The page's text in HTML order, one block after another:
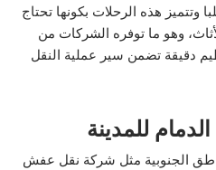
وتتميز هذه الرحلات بكونها تحتاج
وهو ما توفره الشركات من
دقيقة تضمن سير عملية النقل
للمدينة
الجنوبية مثل شركة نقل عفش